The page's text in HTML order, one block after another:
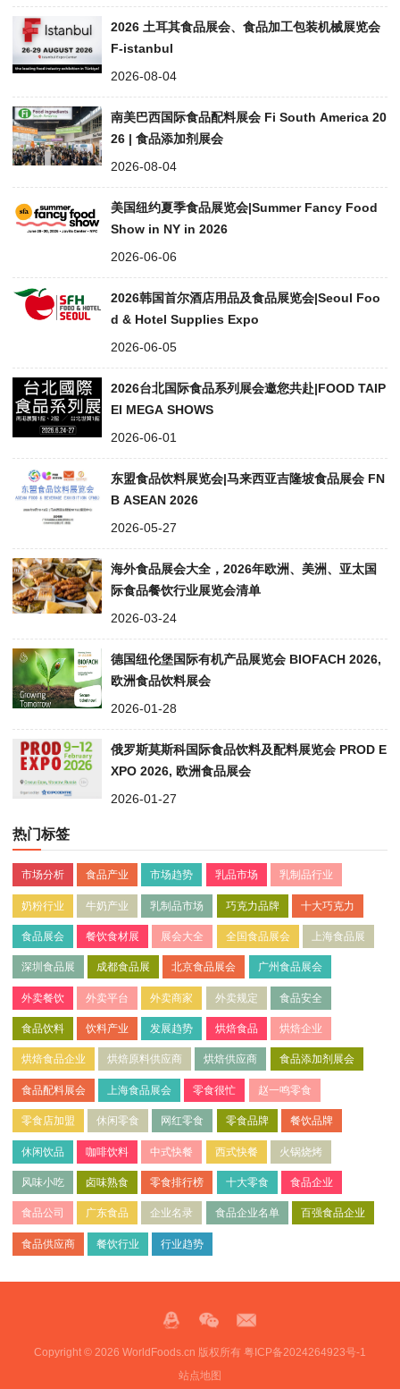
2026 土耳其食品展会、食品加工包装机械展览会
F-istanbul
2026-08-04
南美巴西国际食品配料展会 Fi South America 20
26 | 食品添加剂展会
2026-08-04
美国纽约夏季食品展览会|Summer Fancy Food
Show in NY in 2026
2026-06-06
2026韩国首尔酒店用品及食品展览会|Seoul Foo
d & Hotel Supplies Expo
2026-06-05
2026台北国际食品系列展会邀您共赴|FOOD TAIP
EI MEGA SHOWS
2026-06-01
东盟食品饮料展览会|马来西亚吉隆坡食品展会 FN
B ASEAN 2026
2026-05-27
海外食品展会大全，2026年欧洲、美洲、亚太国
际食品餐饮行业展览会清单
2026-03-24
德国纽伦堡国际有机产品展览会 BIOFACH 2026,
欧洲食品饮料展会
2026-01-28
俄罗斯莫斯科国际食品饮料及配料展览会 PROD E
XPO 2026, 欧洲食品展会
2026-01-27
热门标签
市场分析 食品产业 市场趋势 乳品市场 乳制品行业
奶粉行业 牛奶产业 乳制品市场 巧克力品牌 十大巧克力
食品展会 餐饮食材展 展会大全 全国食品展会 上海食品展
深圳食品展 成都食品展 北京食品展会 广州食品展会
外卖餐饮 外卖平台 外卖商家 外卖规定 食品安全
食品饮料 饮料产业 发展趋势 烘焙食品 烘焙企业
烘焙食品企业 烘焙原料供应商 烘焙供应商 食品添加剂展会
食品配料展会 上海食品展会 零食很忙 赵一鸣零食
零食店加盟 休闲零食 网红零食 零食品牌 餐饮品牌
休闲饮品 咖啡饮料 中式快餐 西式快餐 火锅烧烤
风味小吃 卤味熟食 零食排行榜 十大零食 食品企业
食品公司 广东食品 企业名录 食品企业名单 百强食品企业
食品供应商 餐饮行业 行业趋势
Copyright © 2026 WorldFoods.cn 版权所有 粤ICP备2024264923号-1
站点地图